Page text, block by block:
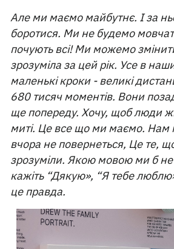
Але ми маємо майбутнє. І за
боротися. Ми не будемо
почують всі! Ми можемо
зрозуміла за цей рік. Усе в
маленькі кроки - великі
680 тисяч моментів. Вони
ще попереду. Хочу, щоб люди
миті. Це все що ми маємо. Нам
вчора не повернеться, Це те,
зрозуміли. Якою мовою ми б
кажіть “Дякую», “Я тебе
це правда.